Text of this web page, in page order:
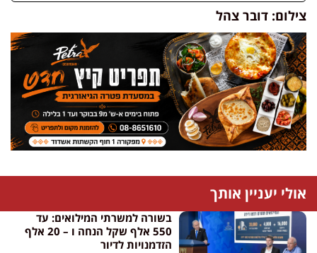
צילום: דובר צהל
אולי יעניין אותך
בשורה למשרתי המילואים: עד
550 אלף שקל הנחה ו – 20 אלף
הזדמנויות לדיור